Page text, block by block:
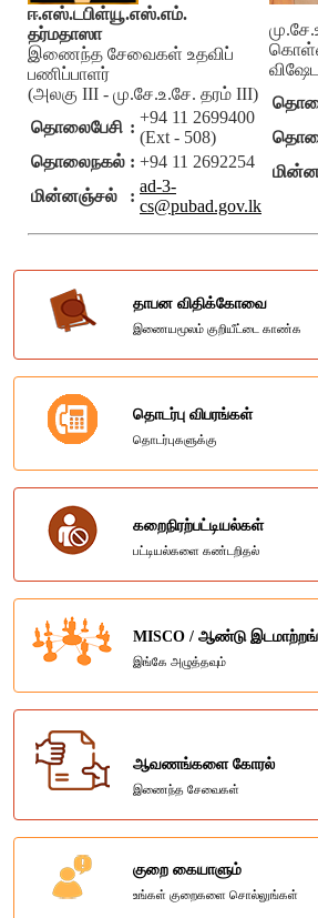
Democratic Socialist
Republic of Sri Lanka
No 1681/29
2010.11.23
15/2006
Implementation of
Public
Assistants’ Service
ஈ.எஸ்.டபிள்யூ.எஸ்.எம்.
தர்மதாஸா
இணைந்த சேவைகள் உதவிப்
பணிப்பாளர்
(அலகு III - மு.சே.உ.சே. தரம் III)
தொலைபேசி :
+94 11 2699400
(Ext - 508)
தொலைநகல் : +94 11 2692254
மின்னஞ்சல்
:
ad-3-
cs@pubad.gov.lk
தாபன விதிக்கோவை
இணையமூலம் குறியீட்டை காண்க
தொடர்பு விபரங்கள்
தொடர்புகளுக்கு
கறைநிரற்பட்டியல்கள்
பட்டியல்களை கண்டறிதல்
MISCO / ஆண்டு
இங்கே அழுத்தவும்
ஆவணங்களை கோரல்
இணைந்த சேவைகள்
குறை கையாளும்
உங்கள் குறைகளை சொல்லுங்கள்